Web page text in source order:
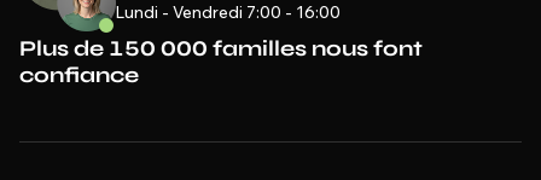
Lundi - Vendredi 7:00 - 16:00
Plus de 150 000 familles nous font
confiance